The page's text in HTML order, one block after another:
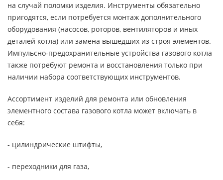
на случай поломки изделия. Инструменты обязательно
пригодятся, если потребуется монтаж дополнительного
оборудования (насосов, роторов, вентиляторов и иных
деталей котла) или замена вышедших из строя элементов.
Импульсно-предохранительные устройства газового котла
также потребуют ремонта и восстановления только при
наличии набора соответствующих инструментов.
Ассортимент изделий для ремонта или обновления
элементного состава газового котла может включать в
себя:
- цилиндрические штифты,
- переходники для газа,